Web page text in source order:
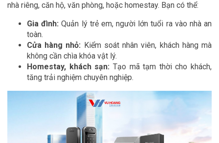
nhà riêng, căn hộ, văn phòng, hoặc homestay. Bạn có thể:
Gia đình: Quản lý trẻ em, người lớn tuổi ra vào nhà an
toàn.
Cửa hàng nhỏ: Kiểm soát nhân viên, khách hàng mà
không cần chìa khóa vật lý.
Homestay, khách sạn: Tạo mã tạm thời cho khách,
tăng trải nghiệm chuyên nghiệp.